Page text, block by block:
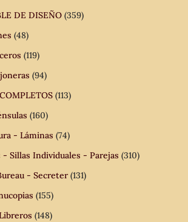
DE DISEÑO (359)
(48)
(119)
(94)
(113)
(160)
- Láminas (74)
- Sillas Individuales - Parejas (310)
- Secreter (131)
(155)
(148)